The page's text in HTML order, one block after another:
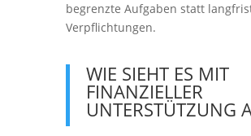
begrenzte Aufgaben statt
Verpflichtungen.
WIE SIEHT ES MIT
FINANZIELLER
UNTERSTÜTZUNG